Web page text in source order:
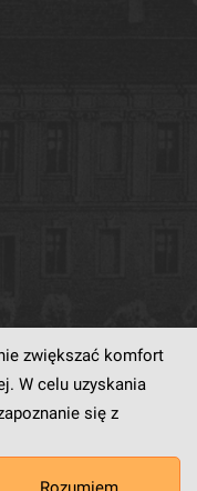
zwiększać komfort
W celu uzyskania
się z